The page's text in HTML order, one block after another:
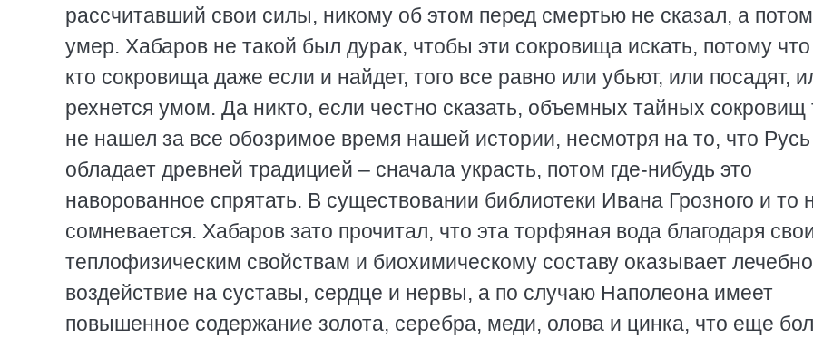
рассчитавший свои силы, никому об этом перед смертью не сказал, а потом
умер. Хабаров не такой был дурак, чтобы эти сокровища искать, потому
кто сокровища даже если и найдет, того все равно или убьют, или посадят,
рехнется умом. Да никто, если честно сказать, объемных тайных сокровищ
не нашел за все обозримое время нашей истории, несмотря на то, что Русь
обладает древней традицией – сначала украсть, потом где-нибудь это
наворованное спрятать. В существовании библиотеки Ивана Грозного и то
сомневается. Хабаров зато прочитал, что эта торфяная вода благодаря
теплофизическим свойствам и биохимическому составу оказывает
воздействие на суставы, сердце и нервы, а по случаю Наполеона имеет
повышенное содержание золота, серебра, меди, олова и цинка, что еще